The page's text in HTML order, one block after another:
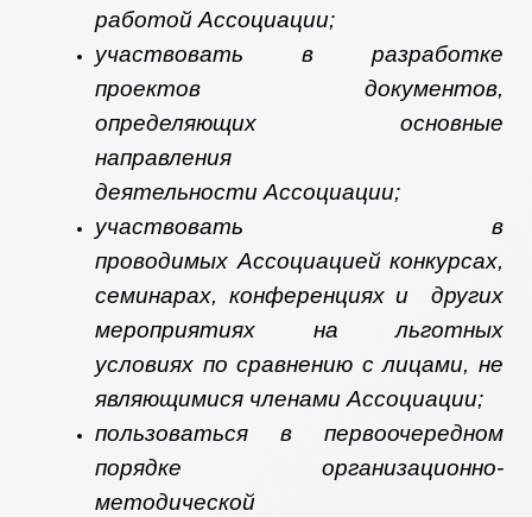
работой Ассоциации;
участвовать в разработке
проектов документов,
определяющих основные
направления
деятельности Ассоциации;
участвовать в
проводимых Ассоциацией конкурсах,
семинарах, конференциях и других
мероприятиях на льготных
условиях по сравнению с лицами, не
являющимися членами Ассоциации;
пользоваться в первоочередном
порядке организационно-
методической